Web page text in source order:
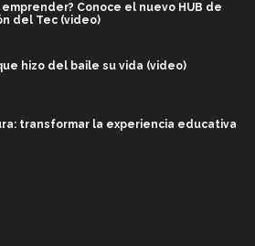
emprender? Conoce el nuevo HUB de
del Tec (video)
hizo del baile su vida (video)
transformar la experiencia educativa